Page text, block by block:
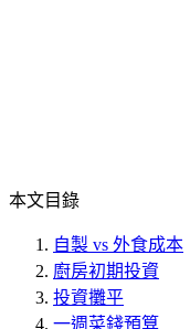
本文目錄
自製 vs 外食成本
廚房初期投資
投資攤平
一週菜錢預算